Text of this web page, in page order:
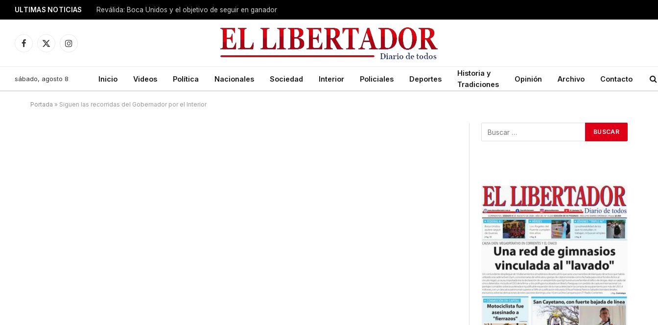
ULTIMAS NOTICIAS Reválida: Boca Unidos y el objetivo de seguir en ganador
Facebook
X
Instagram
sábado, agosto 8 Inicio Videos Política Nacionales Sociedad Interior Policiales Deportes
Historia y
Tradiciones
Opinión Archivo Contacto
Portada » Siguen las recorridas del Gobernador por el Interior